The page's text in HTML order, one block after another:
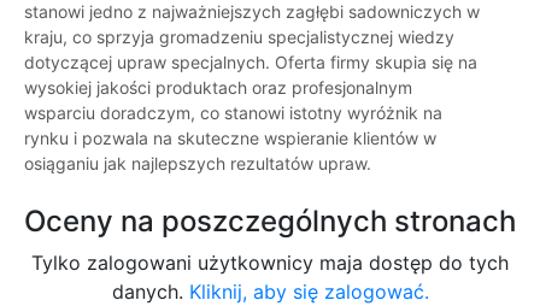
stanowi jedno z najważniejszych zagłębi sadowniczych w
kraju, co sprzyja gromadzeniu specjalistycznej wiedzy
dotyczącej upraw specjalnych. Oferta firmy skupia się na
wysokiej jakości produktach oraz profesjonalnym
wsparciu doradczym, co stanowi istotny wyróżnik na
rynku i pozwala na skuteczne wspieranie klientów w
osiąganiu jak najlepszych rezultatów upraw.
Oceny na poszczególnych stronach
Tylko zalogowani użytkownicy maja dostęp do tych
danych. Kliknij, aby się zalogować.